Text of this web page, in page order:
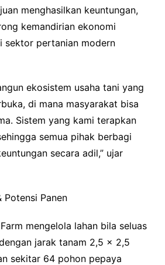
menghasilkan keuntungan,
kemandirian ekonomi
sektor pertanian modern
ekosistem usaha tani yang
di mana masyarakat bisa
Sistem yang kami terapkan
semua pihak berbagi
secara adil,” ujar
Potensi Panen
mengelola lahan bila seluas
jarak tanam 2,5 x 2,5
sekitar 64 pohon pepaya